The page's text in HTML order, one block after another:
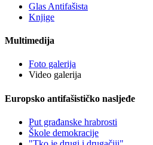
Glas Antifašista
Knjige
Multimedija
Foto galerija
Video galerija
Europsko antifašističko nasljeđe
Put građanske hrabrosti
Škole demokracije